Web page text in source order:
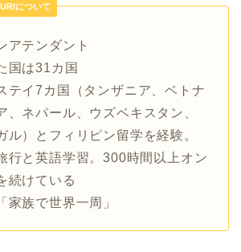
について
アテンダント
国は31カ国
テイ7カ国（タンザニア、ベトナ
、ネパール、ウズベキスタン、
ル）とフィリピン留学を経験。
行と英語学習。300時間以上オン
続けている
家族で世界一周」